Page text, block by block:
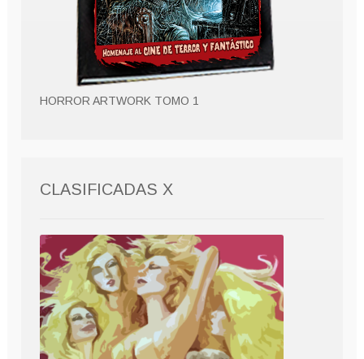
HORROR ARTWORK TOMO 1
CLASIFICADAS X